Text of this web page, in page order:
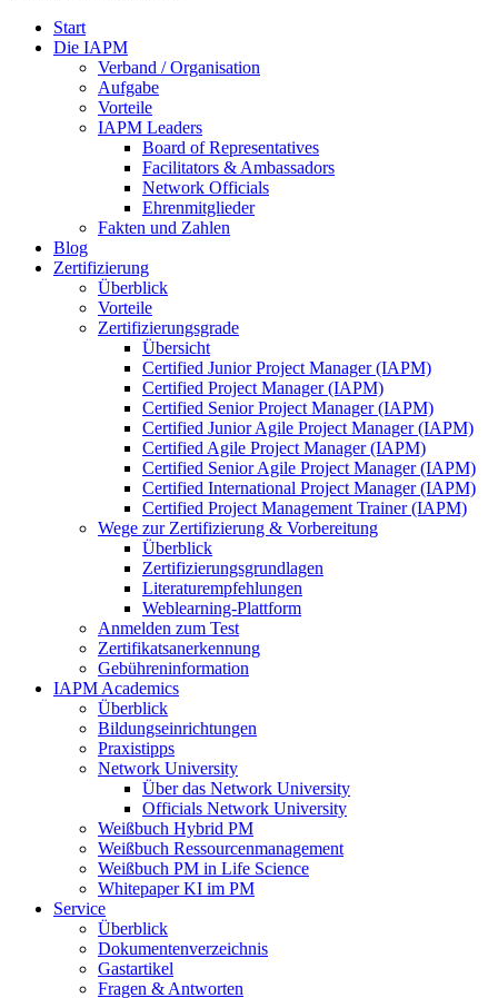
Start
Die IAPM
Verband / Organisation
Aufgabe
Vorteile
IAPM Leaders
Board of Representatives
Facilitators & Ambassadors
Network Officials
Ehrenmitglieder
Fakten und Zahlen
Blog
Zertifizierung
Überblick
Vorteile
Zertifizierungsgrade
Übersicht
Certified Junior Project Manager (IAPM)
Certified Project Manager (IAPM)
Certified Senior Project Manager (IAPM)
Certified Junior Agile Project Manager (IAPM)
Certified Agile Project Manager (IAPM)
Certified Senior Agile Project Manager (IAPM)
Certified International Project Manager (IAPM)
Certified Project Management Trainer (IAPM)
Wege zur Zertifizierung & Vorbereitung
Überblick
Zertifizierungsgrundlagen
Literaturempfehlungen
Weblearning-Plattform
Anmelden zum Test
Zertifikatsanerkennung
Gebühreninformation
IAPM Academics
Überblick
Bildungseinrichtungen
Praxistipps
Network University
Über das Network University
Officials Network University
Weißbuch Hybrid PM
Weißbuch Ressourcenmanagement
Weißbuch PM in Life Science
Whitepaper KI im PM
Service
Überblick
Dokumentenverzeichnis
Gastartikel
Fragen & Antworten